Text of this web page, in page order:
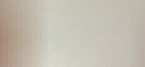
премию